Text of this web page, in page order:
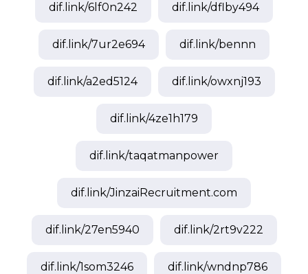
dif.link/6lf0n242 dif.link/dflby494
dif.link/7ur2e694 dif.link/bennn
dif.link/a2ed5124 dif.link/owxnj193
dif.link/4ze1h179
dif.link/taqatmanpower
dif.link/JinzaiRecruitment.com
dif.link/27en5940 dif.link/2rt9v222
dif.link/1som3246 dif.link/wndnp786